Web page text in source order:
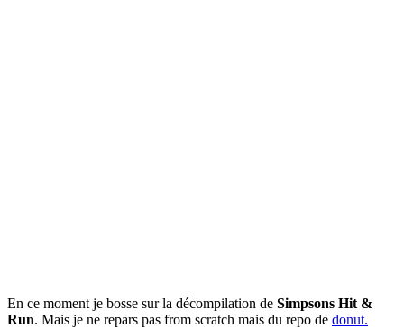
En ce moment je bosse sur la décompilation de Simpsons Hit &
Run. Mais je ne repars pas from scratch mais du repo de donut.